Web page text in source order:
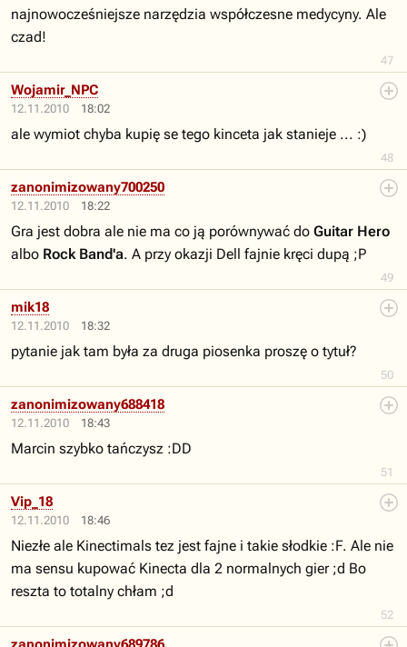
47
najnowocześniejsze narzędzia współczesne medycyny. Ale
czad!
12.11.2010 18:02
48
Wojamir_NPC
ale wymiot chyba kupię se tego kinceta jak stanieje ... :)
12.11.2010 18:22
49
zanonimizowany700250
Gra jest dobra ale nie ma co ją porównywać do Guitar Hero
albo Rock Band'a. A przy okazji Dell fajnie kręci dupą ;P
12.11.2010 18:32
50
mik18
pytanie jak tam była za druga piosenka proszę o tytuł?
12.11.2010 18:43
51
zanonimizowany688418
Marcin szybko tańczysz :DD
12.11.2010 18:46
52
Vip_18
Niezłe ale Kinectimals tez jest fajne i takie słodkie :F. Ale nie
ma sensu kupować Kinecta dla 2 normalnych gier ;d Bo
reszta to totalny chłam ;d